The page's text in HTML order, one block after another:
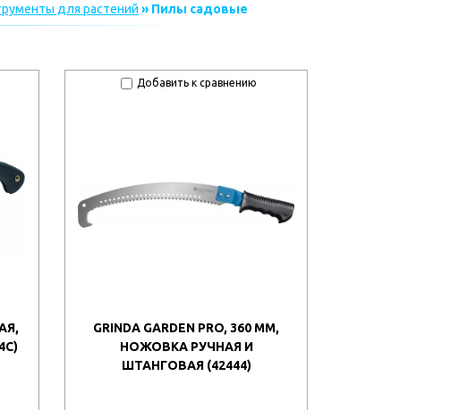
для растений » Пилы садовые
Добавить к сравнению
GRINDA GARDEN PRO, 360 ММ,
НОЖОВКА РУЧНАЯ И
ШТАНГОВАЯ (42444)